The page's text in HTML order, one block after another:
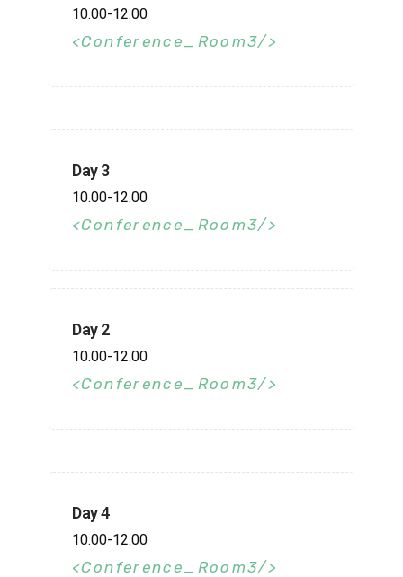
10.00-12.00
Conference_Room3
Day 3
10.00-12.00
Conference_Room3
Day 2
10.00-12.00
Conference_Room3
Day 4
10.00-12.00
Conference_Room3